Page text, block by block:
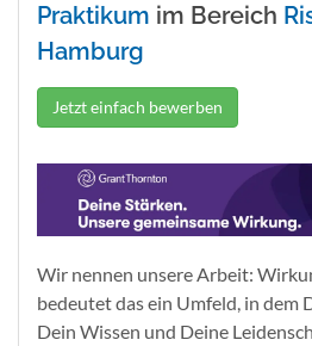
Praktikum im Bereich
Hamburg
Jetzt einfach bewerben
Wir nennen unsere Arbeit:
bedeutet das ein Umfeld, in dem
Dein Wissen und Deine